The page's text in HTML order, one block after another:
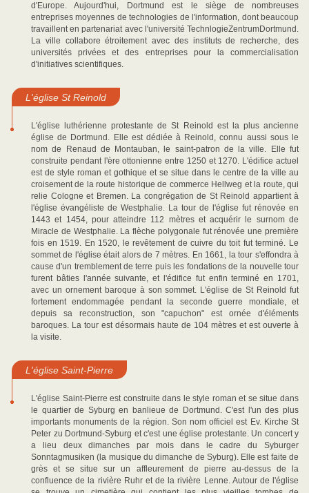
d'Europe. Aujourd'hui, Dortmund est le siège de nombreuses
entreprises moyennes de technologies de l'information, dont beaucoup
travaillent en partenariat avec l'université TechnlogieZentrumDortmund.
La ville collabore étroitement avec des instituts de recherche, des
universités privées et des entreprises pour la commercialisation
d'initiatives scientifiques.
L'église St Reinold
L'église luthérienne protestante de St Reinold est la plus ancienne
église de Dortmund. Elle est dédiée à Reinold, connu aussi sous le
nom de Renaud de Montauban, le saint-patron de la ville. Elle fut
construite pendant l'ère ottonienne entre 1250 et 1270. L'édifice actuel
est de style roman et gothique et se situe dans le centre de la ville au
croisement de la route historique de commerce Hellweg et la route, qui
relie Cologne et Bremen. La congrégation de St Reinold appartient à
l'église évangéliste de Westphalie. La tour de l'église fut rénovée en
1443 et 1454, pour atteindre 112 mètres et acquérir le surnom de
Miracle de Westphalie. La flèche polygonale fut rénovée une première
fois en 1519. En 1520, le revêtement de cuivre du toit fut terminé. Le
sommet de l'église était alors de 7 mètres. En 1661, la tour s'effondra à
cause d'un tremblement de terre puis les fondations de la nouvelle tour
furent bâties l'année suivante, et l'édifice fut enfin terminé en 1701,
avec un ornement baroque à son sommet. L'église de St Reinold fut
fortement endommagée pendant la seconde guerre mondiale, et
depuis sa reconstruction, son "capuchon" est ornée d'éléments
baroques. La tour est désormais haute de 104 mètres et est ouverte à
la visite.
L'église Saint-Pierre
L'église Saint-Pierre est construite dans le style roman et se situe dans
le quartier de Syburg en banlieue de Dortmund. C'est l'un des plus
importants monuments de la région. Son nom officiel est Ev. Kirche St
Peter zu Dortmund-Syburg et c'est une église protestante. Un concert y
a lieu deux dimanches par mois dans le cadre du Syburger
Sonntagmusiken (la musique du dimanche de Syburg). Elle est faite de
grès et se situe sur un affleurement de pierre au-dessus de la
confluence de la rivière Ruhr et de la rivière Lenne. Autour de l'église